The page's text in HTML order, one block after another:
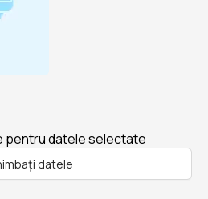
pentru datele selectate
datele